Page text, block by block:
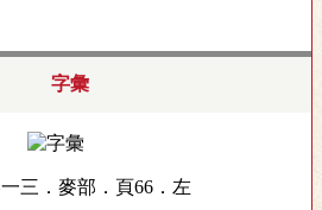
字彙